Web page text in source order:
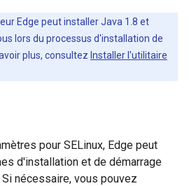
Edge peut installer Java 1.8 et
lors du processus d'installation de
plus, consultez Installer l'utilitaire
pour SELinux, Edge peut
d'installation et de démarrage
nécessaire, vous pouvez